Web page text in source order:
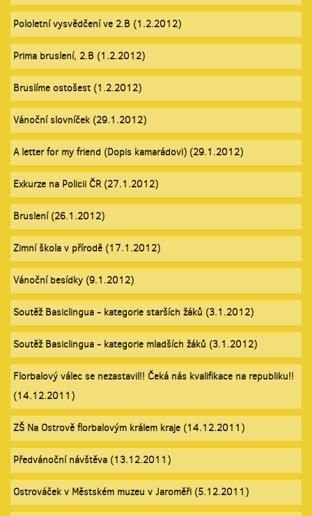
Pololetní vysvědčení ve 2.B (1.2.2012)
Prima bruslení, 2.B (1.2.2012)
Bruslíme ostošest (1.2.2012)
Vánoční slovníček (29.1.2012)
A letter for my friend (Dopis kamarádovi) (29.1.2012)
Exkurze na Policii ČR (27.1.2012)
Bruslení (26.1.2012)
Zimní škola v přírodě (17.1.2012)
Vánoční besídky (9.1.2012)
Soutěž Basiclingua - kategorie starších žáků (3.1.2012)
Soutěž Basiclingua - kategorie mladších žáků (3.1.2012)
Florbalový válec se nezastavil!! Čeká nás kvalifikace na republiku!!
(14.12.2011)
ZŠ Na Ostrově florbalovým králem kraje (14.12.2011)
Předvánoční návštěva (13.12.2011)
Ostrováček v Městském muzeu v Jaroměři (5.12.2011)